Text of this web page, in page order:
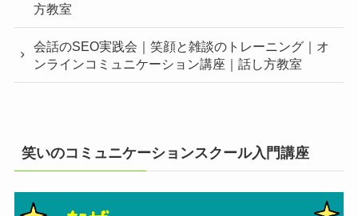
方教室
会話のSEO実践会｜笑顔と雑談のトレーニング｜オ
ンラインコミュニケーション講座｜話し方教室
笑いのコミュニケーションスクール入門講座